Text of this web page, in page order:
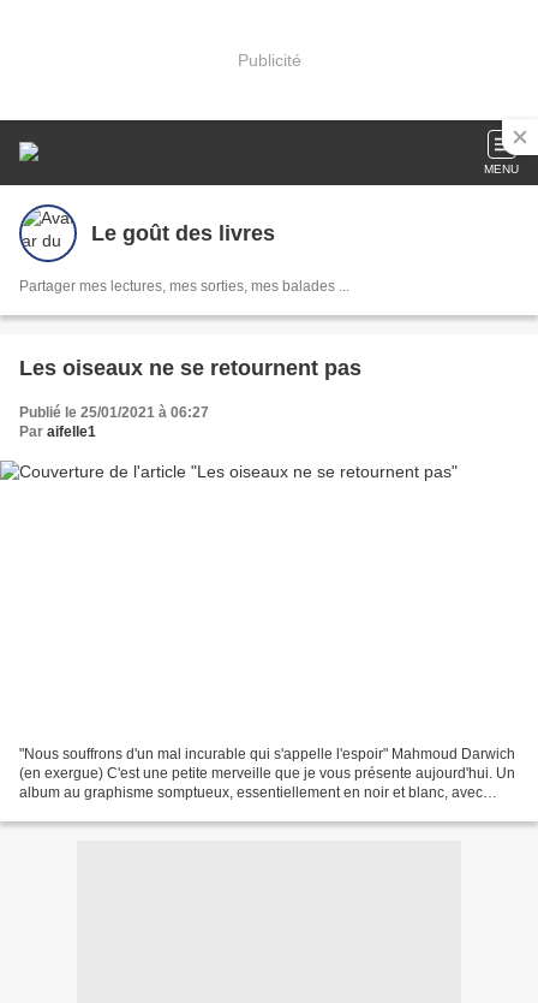
Publicité
MENU
Le goût des livres
Partager mes lectures, mes sorties, mes balades ...
Les oiseaux ne se retournent pas
Publié le 25/01/2021 à 06:27
Par aifelle1
"Nous souffrons d'un mal incurable qui s'appelle l'espoir" Mahmoud Darwich
(en exergue) C'est une petite merveille que je vous présente aujourd'hui. Un
album au graphisme somptueux, essentiellement en noir et blanc, avec